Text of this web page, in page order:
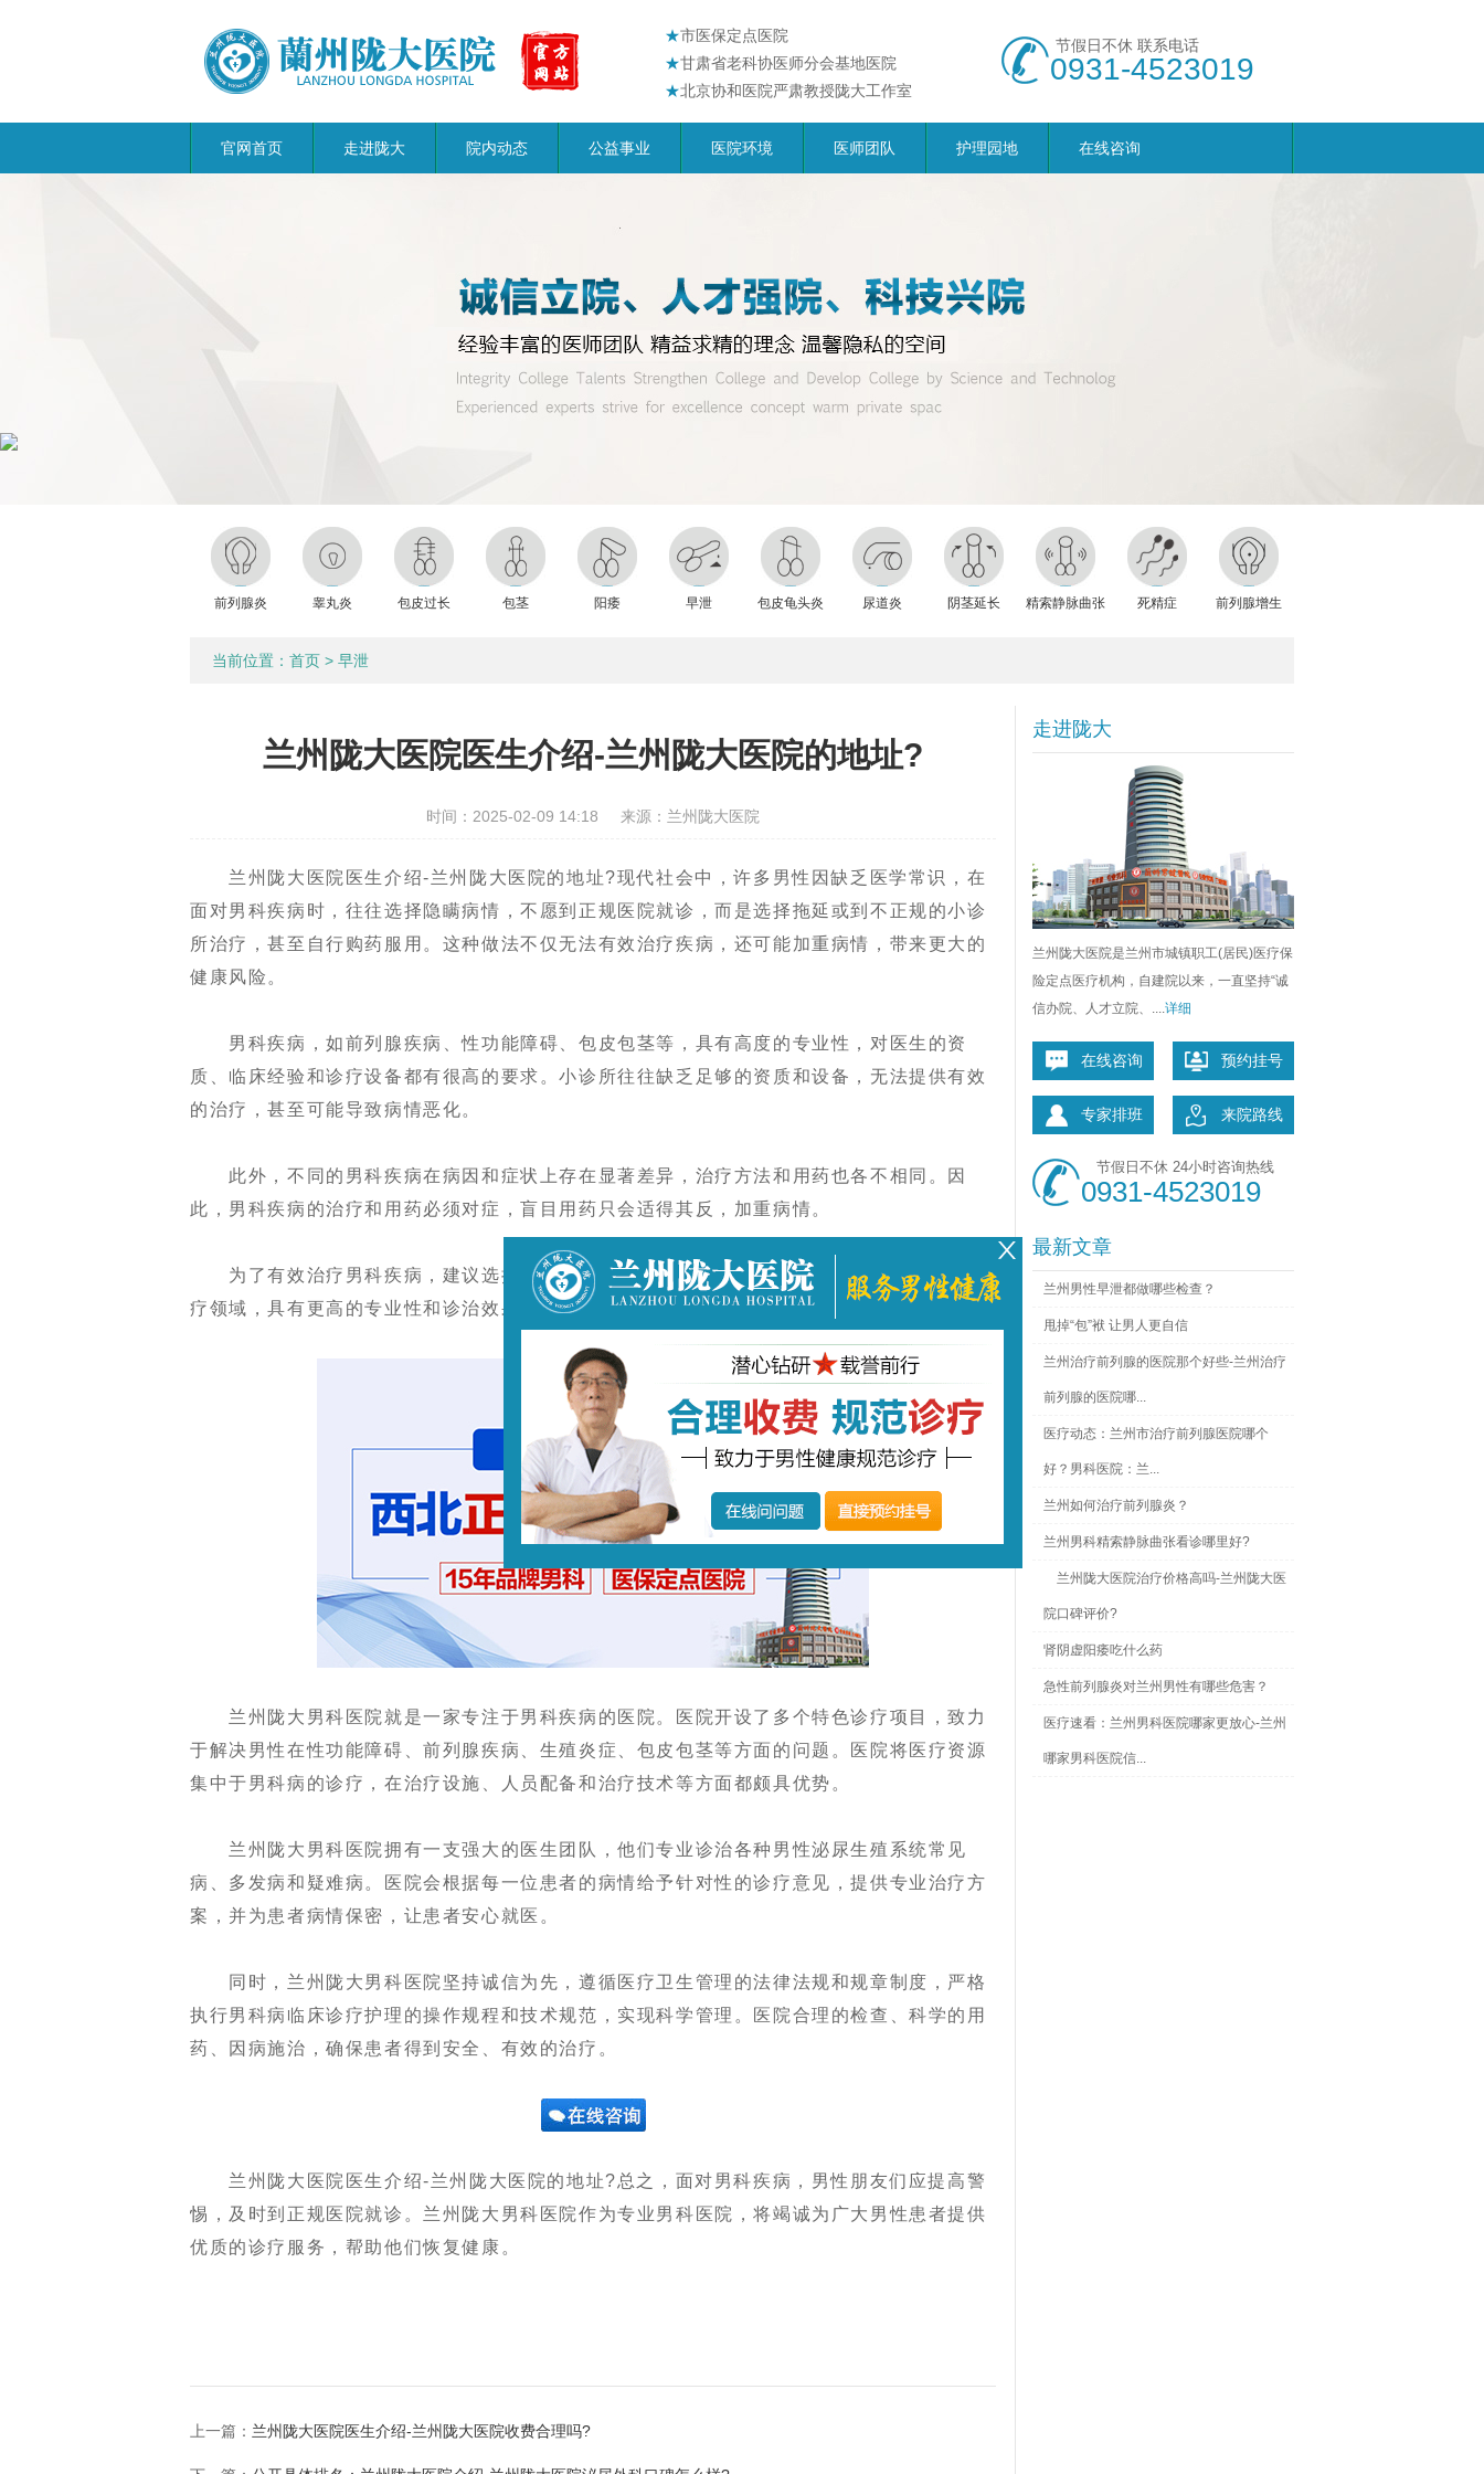
★市医保定点医院
★甘肃省老科协医师分会基地医院
★北京协和医院严肃教授陇大工作室
节假日不休 联系电话
0931-4523019
官网首页 走进陇大 院内动态 公益事业 医院环境 医师团队 护理园地 在线咨询
前列腺炎 睾丸炎 包皮过长 包茎 阳痿 早泄 包皮龟头炎 尿道炎 阴茎延长 精索静脉曲张 死精症 前列腺增生
当前位置： 首页 > 早泄
兰州陇大医院医生介绍-兰州陇大医院的地址?
时间：2025-02-09 14:18 来源：兰州陇大医院
兰州陇大医院医生介绍-兰州陇大医院的地址?现代社会中，许多男性因缺乏医学常识，在
面对男科疾病时，往往选择隐瞒病情，不愿到正规医院就诊，而是选择拖延或到不正规的小诊
所治疗，甚至自行购药服用。这种做法不仅无法有效治疗疾病，还可能加重病情，带来更大的
健康风险。
男科疾病，如前列腺疾病、性功能障碍、包皮包茎等，具有高度的专业性，对医生的资
质、临床经验和诊疗设备都有很高的要求。小诊所往往缺乏足够的资质和设备，无法提供有效
的治疗，甚至可能导致病情恶化。
此外，不同的男科疾病在病因和症状上存在显著差异，治疗方法和用药也各不相同。因
此，男科疾病的治疗和用药必须对症，盲目用药只会适得其反，加重病情。
为了有效治疗男科疾病，建议选择专业男科医院。专业男科医院将优势资源集中于男科诊
疗领域，具有更高的专业性和诊治效果，更符合患者的需求。
兰州陇大男科医院就是一家专注于男科疾病的医院。医院开设了多个特色诊疗项目，致力
于解决男性在性功能障碍、前列腺疾病、生殖炎症、包皮包茎等方面的问题。医院将医疗资源
集中于男科病的诊疗，在治疗设施、人员配备和治疗技术等方面都颇具优势。
兰州陇大男科医院拥有一支强大的医生团队，他们专业诊治各种男性泌尿生殖系统常见
病、多发病和疑难病。医院会根据每一位患者的病情给予针对性的诊疗意见，提供专业治疗方
案，并为患者病情保密，让患者安心就医。
同时，兰州陇大男科医院坚持诚信为先，遵循医疗卫生管理的法律法规和规章制度，严格
执行男科病临床诊疗护理的操作规程和技术规范，实现科学管理。医院合理的检查、科学的用
药、因病施治，确保患者得到安全、有效的治疗。
兰州陇大医院医生介绍-兰州陇大医院的地址?总之，面对男科疾病，男性朋友们应提高警
惕，及时到正规医院就诊。兰州陇大男科医院作为专业男科医院，将竭诚为广大男性患者提供
优质的诊疗服务，帮助他们恢复健康。
上一篇： 兰州陇大医院医生介绍-兰州陇大医院收费合理吗?
走进陇大
兰州陇大医院是兰州市城镇职工(居民)医疗保
险定点医疗机构，自建院以来，一直坚持“诚
信办院、人才立院、....详细
在线咨询 预约挂号
专家排班 来院路线
节假日不休 24小时咨询热线
0931-4523019
最新文章
兰州男性早泄都做哪些检查？
甩掉“包”袱 让男人更自信
兰州治疗前列腺的医院那个好些-兰州治疗
前列腺的医院哪...
医疗动态：兰州市治疗前列腺医院哪个
好？男科医院：兰...
兰州如何治疗前列腺炎？
兰州男科精索静脉曲张看诊哪里好?
兰州陇大医院治疗价格高吗-兰州陇大医
院口碑评价?
肾阴虚阳痿吃什么药
急性前列腺炎对兰州男性有哪些危害？
医疗速看：兰州男科医院哪家更放心-兰州
哪家男科医院信...